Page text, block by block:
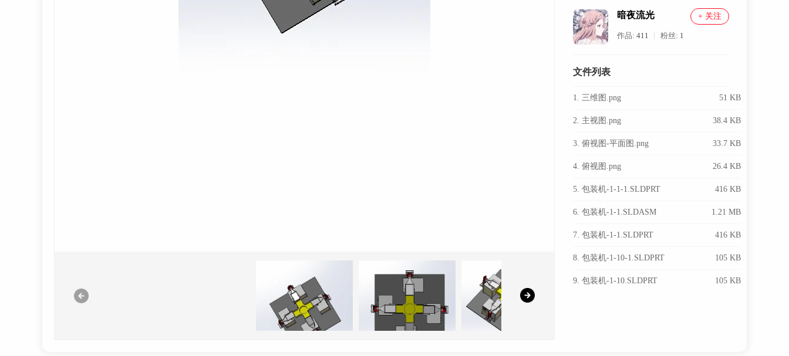
暗夜流光
作品:411 粉丝: 1
+ 关注
文件列表
1. 三维图.png 51 KB
2. 主视图.png 38.4 KB
3. 俯视图-平面图.png 33.7 KB
4. 俯视图.png 26.4 KB
5. 包装机-1-1-1.SLDPRT 416 KB
6. 包装机-1-1.SLDASM 1.21 MB
7. 包装机-1-1.SLDPRT 416 KB
8. 包装机-1-10-1.SLDPRT 105 KB
9. 包装机-1-10.SLDPRT 105 KB